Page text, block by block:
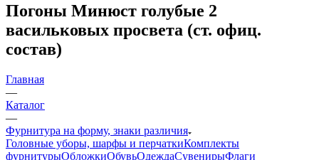
Погоны Минюст голубые 2
васильковых просвета (ст. офиц.
состав)
Главная
—
Каталог
—
Фурнитура на форму, знаки различия
Головные уборы, шарфы и перчаткиКомплекты
фурнитурыОбложкиОбувьОдеждаСувенирыФлаги